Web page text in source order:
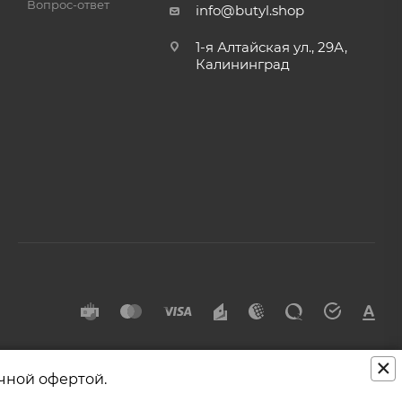
Вопрос-ответ info@butyl.shop
1-я Алтайская ул., 29А,
Калининград
×
офертой.